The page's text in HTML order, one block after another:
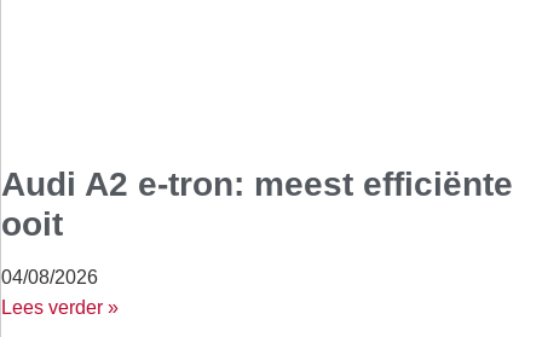
Audi A2 e-tron: meest efficiënte
ooit
04/08/2026
Lees verder »